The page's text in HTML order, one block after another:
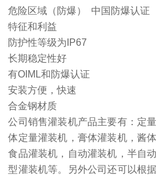
危险区域（防爆） 中国防爆认证
特征和利益
防护性等级为IP67
长期稳定性好
有OIML和防爆认证
安装方便，快速
合金钢材质
公司销售灌装机产品主要有：定
体定量灌装机，膏体灌装机，酱
食品灌装机，自动灌装机，半自
型灌装机等。另外公司还可以根